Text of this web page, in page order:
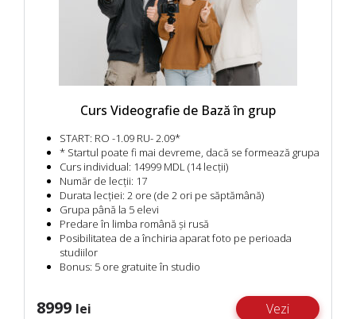
Curs Videografie de Bază în grup
START: RO -1.09 RU- 2.09*
* Startul poate fi mai devreme, dacă se formează grupa
Curs individual: 14999 MDL (14 lecții)
Număr de lecții: 17
Durata lecției: 2 ore (de 2 ori pe săptămână)
Grupa până la 5 elevi
Predare în limba română și rusă
Posibilitatea de a închiria aparat foto pe perioada
studiilor
Bonus: 5 ore gratuite în studio
8999 lei Vezi